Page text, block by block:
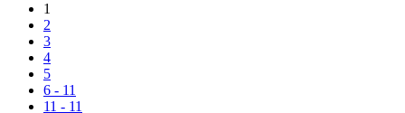
1
2
3
4
5
6 - 11
11 - 11